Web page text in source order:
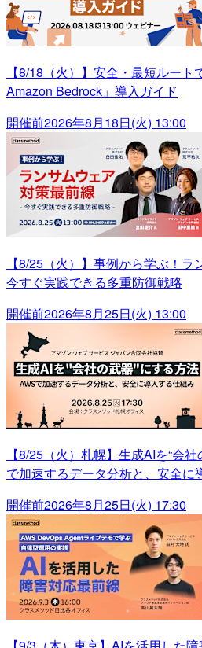
【8/18（火）】安全・最短ルー
Amazon Bedrock」導入ガイド
開催前2026年8月18日(火) 13:00
【8/25（火）】事例から学ぶ！
今すぐ実践できる多重防御戦略
開催前2026年8月25日(火) 13:00
【8/25（火）札幌】生成AIを“会
で加速するデータ分析と、安全に
開催前2026年8月25日(火) 17:30